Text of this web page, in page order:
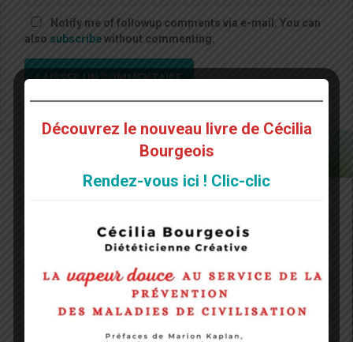
Notify me of followup comments via e-mail. You can
also subscribewithout commenting.
Découvrez le nouveau livre de Cécilia
Bourgeois
Rendez-vous ici ! Clic-clic